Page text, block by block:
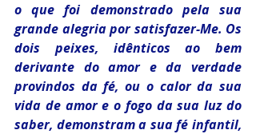
o que foi demonstrado pela sua
grande alegria por satisfazer-Me. Os
dois peixes, idênticos ao bem
derivante do amor e da verdade
provindos da fé, ou o calor da sua
vida de amor e o fogo da sua luz do
saber, demonstram a sua fé infantil,